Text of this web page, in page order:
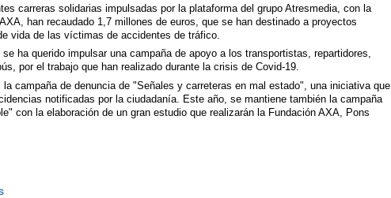
carreras solidarias impulsadas por la plataforma del grupo Atresmedia, con la
han recaudado 1,7 millones de euros, que se han destinado a proyectos
vida de las víctimas de accidentes de tráfico.
ha querido impulsar una campaña de apoyo a los transportistas, repartidores,
por el trabajo que han realizado durante la crisis de Covid-19.
campaña de denuncia de "Señales y carreteras en mal estado", una iniciativa que
notificadas por la ciudadanía. Este año, se mantiene también la campaña
con la elaboración de un gran estudio que realizarán la Fundación AXA, Pons